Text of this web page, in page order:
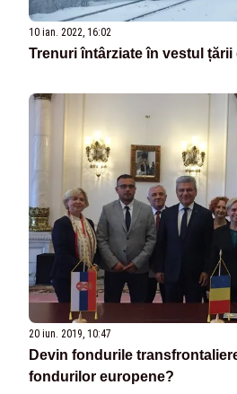
10 ian. 2022, 16:02
Trenuri întârziate în vestul
20 iun. 2019, 10:47
Devin fondurile
fondurilor europene?